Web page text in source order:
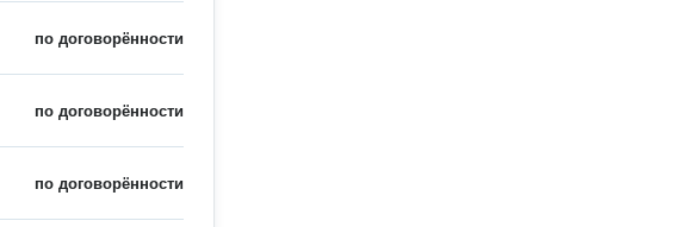
по договорённости
по договорённости
по договорённости